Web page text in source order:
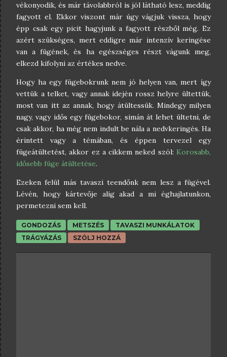
vékonyodik, és már távolabbról is jól látható lesz, meddig
fagyott el. Ekkor viszont már úgy vágjuk vissza, hogy
épp csak egy picit hagyjunk a fagyott részből még. Ez
azért szükséges, mert eddigre már intenzív keringése
van a fügének, és ha egészséges részt vágunk meg,
elkezd kifolyni az értékes nedve.
Hogy ha egy fügebokrunk nem jó helyen van, mert így
vettük a telket, vagy annak idején rossz helyre ültettük,
most van itt az annak, hogy átültessük. Mindegy milyen
nagy, vagy idős egy fügebokor, simán át lehet ültetni, de
csak akkor, ha még nem indult be nála a nedvkeringés. Ha
érintett vagy a témában, és éppen tervezel egy
fügeátültetést, akkor ez a cikkem neked szól: Korosabb,
idősebb füge átültetése.
Ezeken felül más tavaszi teendőnk nem lesz a fügével.
Lévén, hogy kártevője alig akad a mi éghajlatunkon,
permetezni sem kell.
GONDOZÁS METSZÉS
TAVASZI MUNKÁLATOK
TRÁGYÁZÁS
SZÓLJ HOZZÁ